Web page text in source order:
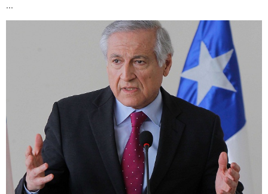
...
canciller.chileno.jpg